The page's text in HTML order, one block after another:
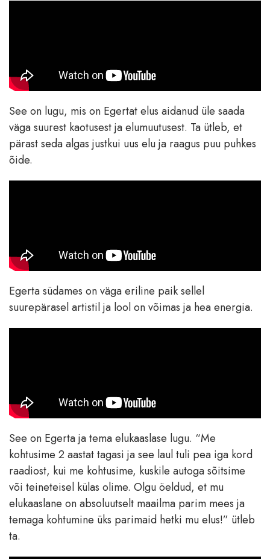
See on lugu, mis on Egertat elus aidanud üle saada
väga suurest kaotusest ja elumuutusest. Ta ütleb, et
pärast seda algas justkui uus elu ja raagus puu puhkes
õide.
Egerta südames on väga eriline paik sellel
suurepärasel artistil ja lool on võimas ja hea energia.
See on Egerta ja tema elukaaslase lugu. “Me
kohtusime 2 aastat tagasi ja see laul tuli pea iga kord
raadiost, kui me kohtusime, kuskile autoga sõitsime
või teineteisel külas olime. Olgu öeldud, et mu
elukaaslane on absoluutselt maailma parim mees ja
temaga kohtumine üks parimaid hetki mu elus!” ütleb
ta.